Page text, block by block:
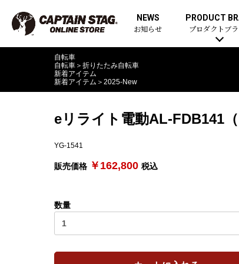
NEWS
お知らせ
PRODUCT
プロダクトブ
自転車
自転車 ＞ 折りたたみ自転車
新着アイテム
新着アイテム ＞ 2025-New
eリライト電動AL-FDB141（
YG-1541
販売価格 ￥162,800 税込
数量